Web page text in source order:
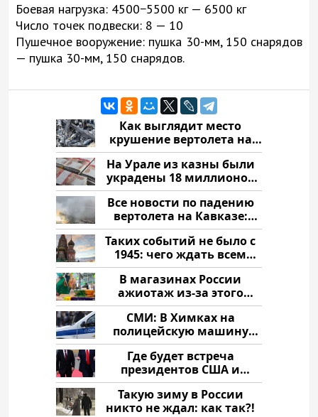
Боевая нагрузка: 4500−5500 кг — 6500 кг
Число точек подвески: 8 — 10
Пушечное вооружение: пушка 30-мм, 150 снарядов
— пушка 30-мм, 150 снарядов.
Как выглядит место
крушение вертолета на
Кавказе: смотреть
На Урале из казны были
украдены 18 миллионов
рублей
Все новости по падению
вертолета на Кавказе:
читать здесь
Таких событий не было с
1945: чего ждать всем
нам?
В магазинах России
ажиотаж из-за этого
продукта: что купить?
СМИ: В Химках на
полицейскую машину
напали и подожгли.
Где будет встреча
президентов США и
России: Европа?
Такую зиму в России
никто не ждал: как так?!